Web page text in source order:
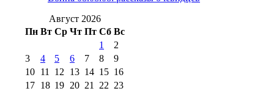
2017 г(9)
№99 4 августа
2016 г(12) №99 8 июля 2014 г
августа 2012 г(11)
августа 2013 г
(12)
Август 2026
Пн Вт Ср Чт Пт Сб Вс
1
2
3
4 5 6 7 8
9
10 11 12 13 14 15 16
17 18 19 20 21 22 23